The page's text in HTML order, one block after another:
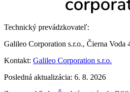
Technický prevádzkovateľ:
Galileo Corporation s.r.o., Čierna Voda
Kontakt: Galileo Corporation s.r.o.
Posledná aktualizácia: 6. 8. 2026